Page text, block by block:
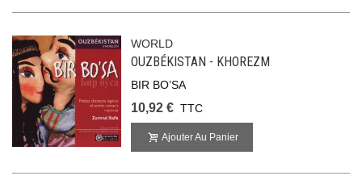
WORLD
OUZBÉKISTAN - KHOREZM
BIR BO’SA
10,92 € TTC
Ajouter Au Panier